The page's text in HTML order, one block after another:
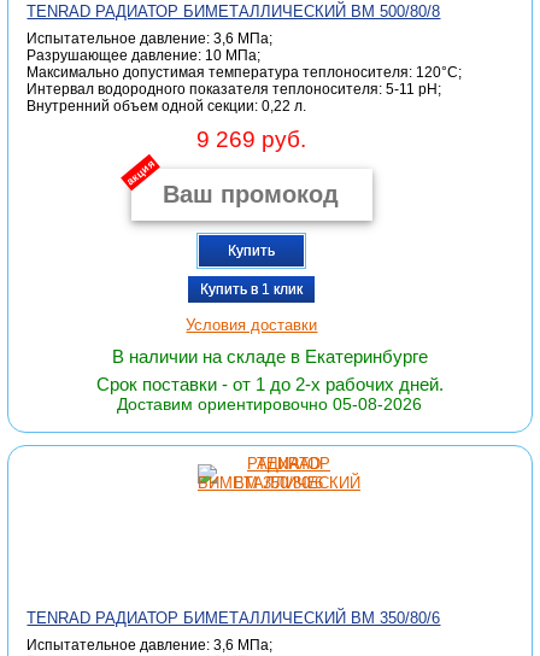
TENRAD РАДИАТОР БИМЕТАЛЛИЧЕСКИЙ ВМ 500/80/8
Испытательное давление: 3,6 МПа;
Разрушающее давление: 10 МПа;
Максимально допустимая температура теплоносителя: 120°С;
Интервал водородного показателя теплоносителя: 5-11 pH;
Внутренний объем одной секции: 0,22 л.
9 269 руб.
акция
Купить
Купить в 1 клик
Условия доставки
В наличии на складе в Екатеринбурге
Срок поставки - от 1 до 2-х рабочих дней.
Доставим ориентировочно 05-08-2026
TENRAD РАДИАТОР БИМЕТАЛЛИЧЕСКИЙ ВМ 350/80/6
Испытательное давление: 3,6 МПа;